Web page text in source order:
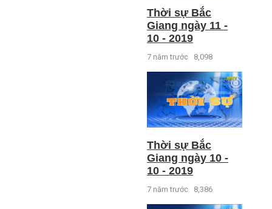
Thời sự Bắc
Giang ngày 11 -
10 - 2019
7 năm trước 8,098
Thời sự Bắc
Giang ngày 10 -
10 - 2019
7 năm trước 8,386